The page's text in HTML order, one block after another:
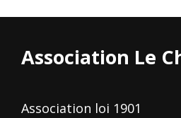
Association Le
Association loi 1901